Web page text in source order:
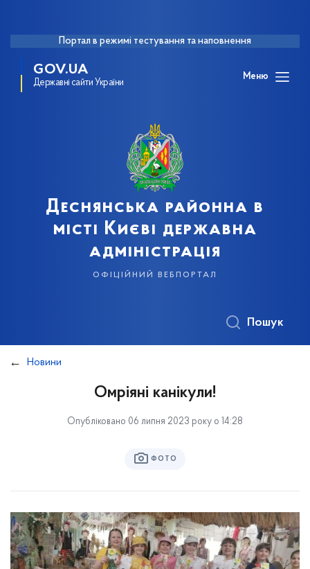
Портал в режимі тестування та наповнення
GOV.UA
Державні сайти України
Меню
Деснянська районна в
місті Києві державна
адміністрація
офіційний вебпортал
Пошук
Новини
Омріяні канікули!
Опубліковано 06 липня 2023 року о 14:28
ФОТО